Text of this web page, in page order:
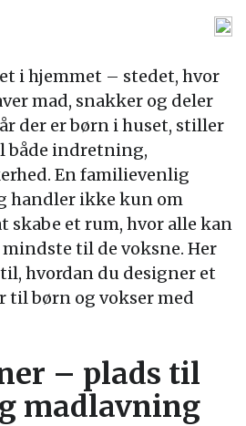
i hjemmet – stedet, hvor
mad, snakker og deler
der er børn i huset, stiller
både indretning,
En familievenlig
handler ikke kun om
skabe et rum, hvor alle kan
til de voksne. Her
hvordan du designer et
til børn og vokser med
– plads til
madlavning